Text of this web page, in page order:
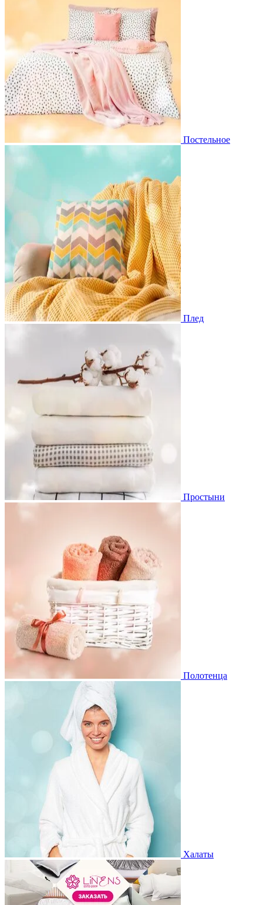
Постельное
Плед
Простыни
Полотенца
Халаты